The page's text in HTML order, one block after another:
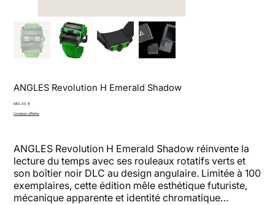
ANGLES Revolution H Emerald Shadow
Prix
640,00 €
Livraison offerte
ANGLES Revolution H Emerald Shadow réinvente la
lecture du temps avec ses rouleaux rotatifs verts et
son boîtier noir DLC au design angulaire. Limitée à 100
exemplaires, cette édition mêle esthétique futuriste,
mécanique apparente et identité chromatique